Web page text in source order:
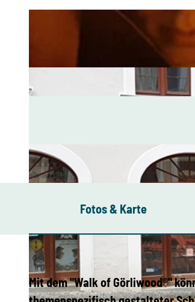
Fotos & Karte
Mit dem "Walk of Görliwood®"